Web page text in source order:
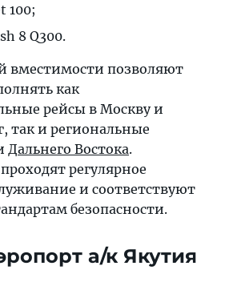
100;
8 Q300.
вместимости позволяют
как
рейсы в Москву и
так и региональные
Дальнего Востока.
регулярное
и соответствуют
безопасности.
а/к Якутия